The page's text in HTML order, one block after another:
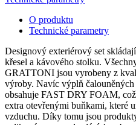
O produktu
Technické parametry
Designový exteriérový set
křesel a kávového stolku.
GRATTONI jsou vyrobeny z
výroby. Navíc výplň čalouněných
obsahuje FAST DRY FOAM,
extra otevřenými buňkami, které
vzduchu. Díky tomu jsou